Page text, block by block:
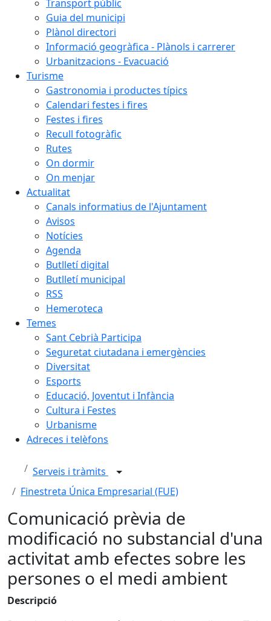
Transport públic
Guia del municipi
Plànol directori
Informació geogràfica - Plànols i carrerer
Urbanitzacions - Evacuació
Turisme
Gastronomia i productes típics
Calendari festes i fires
Festes i fires
Recull fotogràfic
Rutes
On dormir
On menjar
Actualitat
Canals informatius de l'Ajuntament
Avisos
Notícies
Agenda
Butlletí digital
Butlletí municipal
RSS
Hemeroteca
Temes
Sant Cebrià Participa
Seguretat ciutadana i emergències
Diversitat
Esports
Educació, Joventut i Infància
Cultura i Festes
Urbanisme
Adreces i telèfons
Serveis i tràmits
Finestreta Única Empresarial (FUE)
Comunicació prèvia de
modificació no substancial d'una
activitat amb efectes sobre les
persones o el medi ambient
Descripció